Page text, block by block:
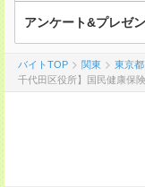
アンケート&プレゼ
バイトTOP 関東 東京都
千代田区役所】国民健康保